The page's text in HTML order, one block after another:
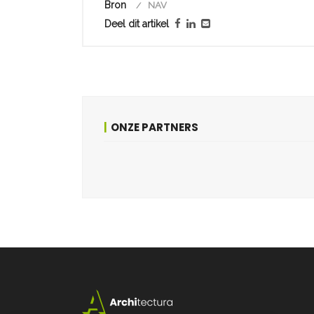
Bron NAV
Deel dit artikel
ONZE PARTNERS